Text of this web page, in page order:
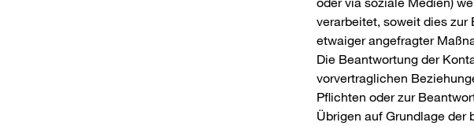
verarbeitet, soweit dies
etwaiger angefragter
Die Beantwortung der
vorvertraglichen
Pflichten oder zur
Übrigen auf Grundlage der